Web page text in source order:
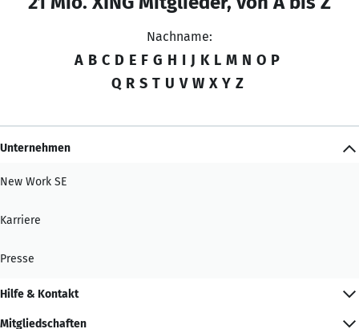
Nachname:
A B C D E F G H I J K L M N O P
Q R S T U V W X Y Z
Unternehmen
New Work SE
Karriere
Presse
Hilfe & Kontakt
Mitgliedschaften